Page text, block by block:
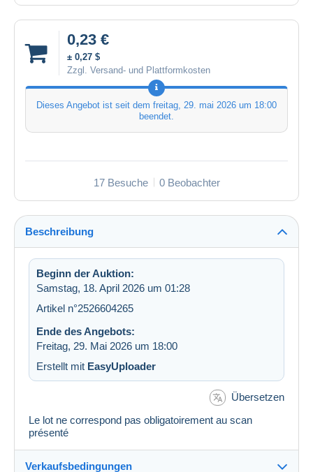
0,23 €
± 0,27 $
Zzgl. Versand- und Plattformkosten
Dieses Angebot ist seit dem freitag, 29. mai 2026 um 18:00
beendet.
17 Besuche 0 Beobachter
Beschreibung
Beginn der Auktion:
Samstag, 18. April 2026 um 01:28
Artikel n°2526604265
Ende des Angebots:
Freitag, 29. Mai 2026 um 18:00
Erstellt mit EasyUploader
Übersetzen
Le lot ne correspond pas obligatoirement au scan
présenté
Verkaufsbedingungen